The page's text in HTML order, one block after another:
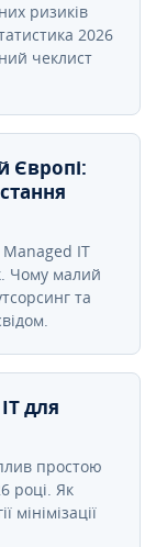
ризиків
2026
чеклист
Європі:
Managed IT
Чому малий
та
для
простою
році. Як
мінімізації